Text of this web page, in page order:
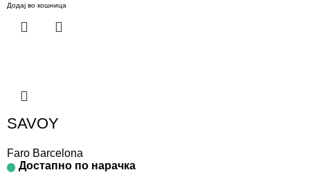
Додај во кошница
SAVOY
Faro Barcelona
Достапно по нарачка